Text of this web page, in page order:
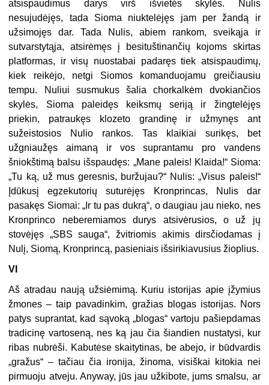
atsispaudimus darys virš išvietės skylės. Nulis
nesujudėjęs, tada Sioma niuktelėjęs jam per žandą ir
užsimojęs dar. Tada Nulis, abiem rankom, sveikąja ir
sutvarstytąja, atsirėmęs į besituštinančių kojoms skirtas
platformas, ir visų nuostabai padaręs tiek atsispaudimų,
kiek reikėjo, netgi Siomos komanduojamu greičiausiu
tempu. Nuliui susmukus šalia chorkalkėm dvokiančios
skylės, Sioma paleidęs keiksmų seriją ir žingtelėjęs
priekin, patraukęs klozeto grandinę ir užmynęs ant
sužeistosios Nulio rankos. Tas klaikiai surikęs, bet
užgniaužęs aimaną ir vos suprantamu pro vandens
šniokštimą balsu išspaudęs: „Mane paleis! Klaida!“ Sioma:
„Tu ką, už mus geresnis, buržujau?“ Nulis: „Visus paleis!“
Įdūkusį egzekutorių suturėjęs Kronprincas, Nulis dar
pasakęs Siomai: „Ir tu pas dukrą“, o daugiau jau nieko, nes
Kronprinco neberemiamos durys atsivėrusios, o už jų
stovėjęs „SBS sauga“, žvitriomis akimis dirsčiodamas į
Nulį, Siomą, Kronprincą, pasieniais išsirikiavusius žioplius.
VI
Aš atradau naują užsiėmimą. Kuriu istorijas apie įžymius
žmones – taip pavadinkim, gražias blogas istorijas. Nors
patys suprantat, kad sąvoką „blogas“ vartoju pašiepdamas
tradicinę vartoseną, nes ką jau čia šiandien nustatysi, kur
ribas nubrėši. Kabutėse skaitytinas, be abejo, ir būdvardis
„gražus“ – tačiau čia ironija, žinoma, visiškai kitokia nei
pirmuoju atveju. Anyway, jūs jau užkibote, jums smalsu, ar